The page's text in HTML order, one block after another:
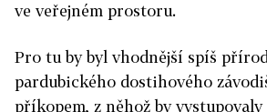
ve veřejném prostoru.
Pro tu by byl vhodnější spíš
pardubického dostihového
příkopem, z něhož by